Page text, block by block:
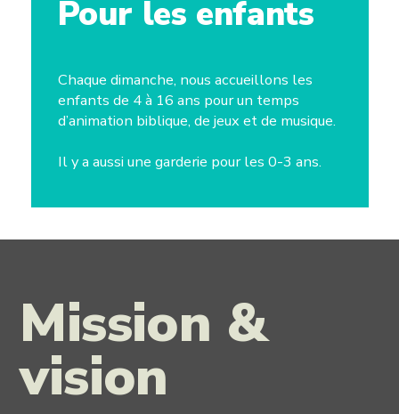
Pour les enfants
Chaque dimanche, nous accueillons les
enfants de 4 à 16 ans pour un temps
d’animation biblique, de jeux et de musique.
Il y a aussi une garderie pour les 0-3 ans.
Mission &
vision